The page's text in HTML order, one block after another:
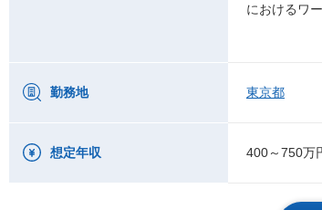
におけるワ
勤務地 東京都
想定年収 400～750万